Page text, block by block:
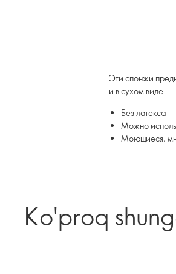
Эти спонжи
и в сухом виде.
Без латекса
Можно
Моющиеся,
Ko'proq